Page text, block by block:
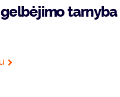
gelbėjimo tarnyba